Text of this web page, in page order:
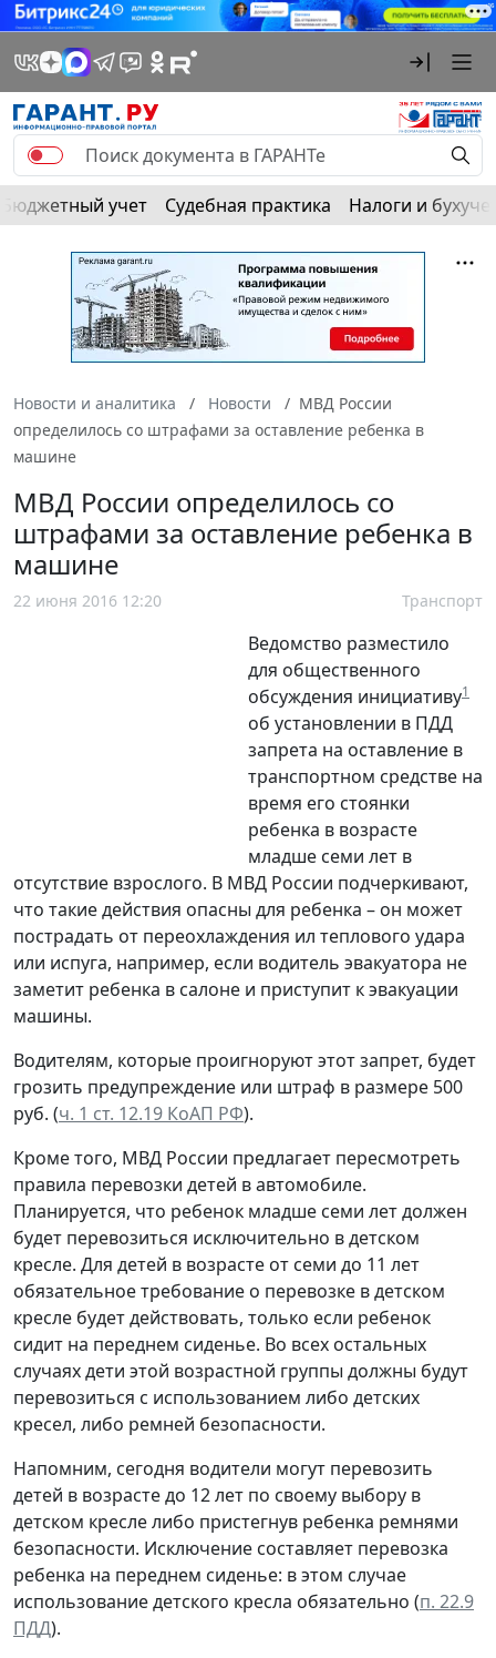
Бюджетный учет Судебная практика Налоги и
Новости и аналитика Новости
МВД России
определилось со штрафами за оставление ребенка в
машине
МВД России определилось со
штрафами за оставление ребенка в
машине
22 июня 2016 12:20 Транспорт
Ведомство разместило
для общественного
обсуждения инициативу1
об установлении в ПДД
запрета на оставление в
транспортном средстве на
время его стоянки
ребенка в возрасте
младше семи лет в
отсутствие взрослого. В МВД России подчеркивают,
что такие действия опасны для ребенка – он может
пострадать от переохлаждения ил теплового удара
или испуга, например, если водитель эвакуатора не
заметит ребенка в салоне и приступит к эвакуации
машины.
Водителям, которые проигноруют этот запрет, будет
грозить предупреждение или штраф в размере 500
руб. (ч. 1 ст. 12.19 КоАП РФ).
Кроме того, МВД России предлагает пересмотреть
правила перевозки детей в автомобиле.
Планируется, что ребенок младше семи лет должен
будет перевозиться исключительно в детском
кресле. Для детей в возрасте от семи до 11 лет
обязательное требование о перевозке в детском
кресле будет действовать, только если ребенок
сидит на переднем сиденье. Во всех остальных
случаях дети этой возрастной группы должны будут
перевозиться с использованием либо детских
кресел, либо ремней безопасности.
Напомним, сегодня водители могут перевозить
детей в возрасте до 12 лет по своему выбору в
детском кресле либо пристегнув ребенка ремнями
безопасности. Исключение составляет перевозка
ребенка на переднем сиденье: в этом случае
использование детского кресла обязательно (п. 22.9
ПДД).